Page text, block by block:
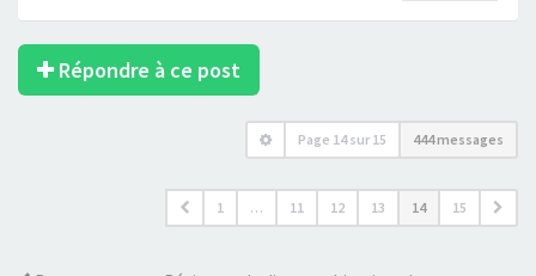
Répondre à ce post
Page 14sur 15 444 messages
1 … 11 12 13 14 15